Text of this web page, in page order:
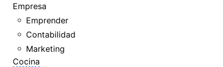
Empresa
Emprender
Contabilidad
Marketing
Cocina